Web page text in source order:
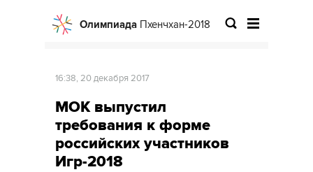
Олимпиада Пхенчхан-2018
16:38, 20 декабря 2017
МОК выпустил
требования к форме
российских участников
Игр-2018